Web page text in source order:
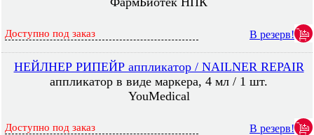
Доступно под заказ В резерв!
НЕЙЛНЕР РИПЕЙР аппликатор / NAILNER REPAIR
аппликатор в виде маркера, 4 мл / 1 шт.
YouMedical
Доступно под заказ В резерв!